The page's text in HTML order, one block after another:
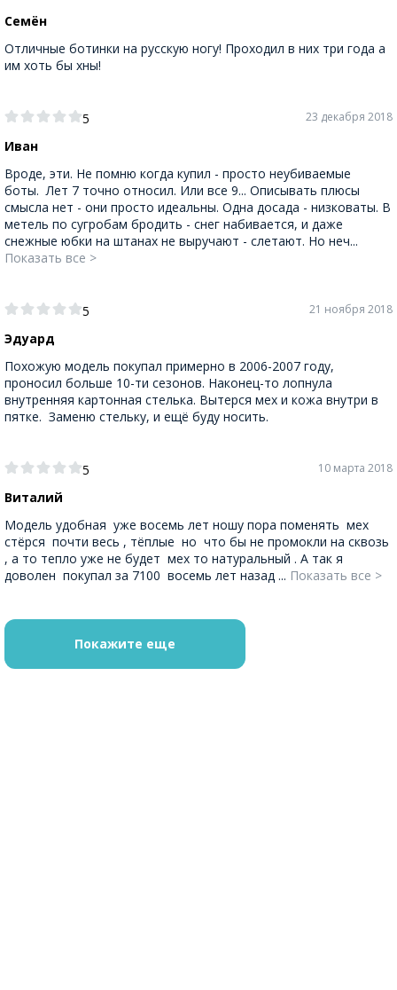
Семён
Отличные ботинки на русскую ногу! Проходил в них три года а
им хоть бы хны!
5
Иван
23 декабря 2018
Вроде, эти. Не помню когда купил - просто неубиваемые
боты. Лет 7 точно относил. Или все 9... Описывать плюсы
смысла нет - они просто идеальны. Одна досада - низковаты. В
метель по сугробам бродить - снег набивается, и даже
снежные юбки на штанах не выручают - слетают. Но неч...
Показать все >
5
Эдуард
21 ноября 2018
Похожую модель покупал примерно в 2006-2007 году,
проносил больше 10-ти сезонов. Наконец-то лопнула
внутренняя картонная стелька. Вытерся мех и кожа внутри в
пятке. Заменю стельку, и ещё буду носить.
5
Виталий
10 марта 2018
Модель удобная уже восемь лет ношу пора поменять мех
стёрся почти весь , тёплые но что бы не промокли на сквозь
, а то тепло уже не будет мех то натуральный . А так я
доволен покупал за 7100 восемь лет назад ... Показать все >
Покажите еще